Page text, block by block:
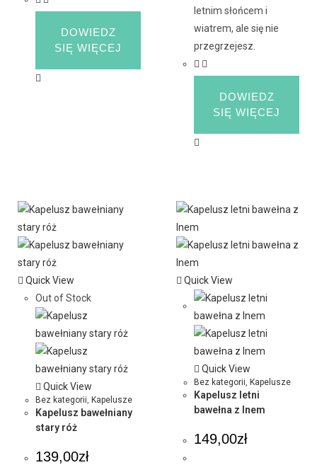
DOWIEDZ
SIĘ WIĘCEJ
letnim słońcem i
wiatrem, ale się nie
przegrzejesz.
DOWIEDZ
SIĘ WIĘCEJ
Quick View
Out of Stock
Quick View
Bez kategorii Kapelusze
Kapelusz bawełniany
stary róż
139,00zł
Quick View
Quick View
Bez kategorii Kapelusze
Kapelusz letni
bawełna z lnem
149,00zł